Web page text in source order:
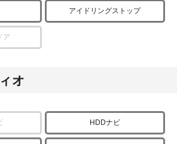
アイドリングストップ
ア
オ
HDDナビ